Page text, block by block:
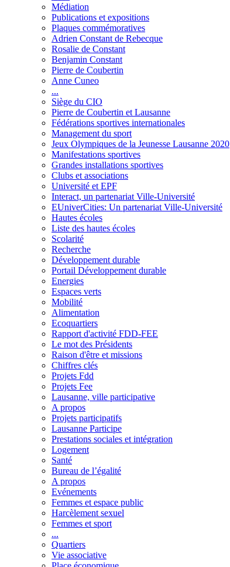
Médiation
Publications et expositions
Plaques commémoratives
Adrien Constant de Rebecque
Rosalie de Constant
Benjamin Constant
Pierre de Coubertin
Anne Cuneo
...
Siège du CIO
Pierre de Coubertin et Lausanne
Fédérations sportives internationales
Management du sport
Jeux Olympiques de la Jeunesse Lausanne 2020
Manifestations sportives
Grandes installations sportives
Clubs et associations
Université et EPF
Interact, un partenariat Ville-Université
EUniverCities: Un partenariat Ville-Université
Hautes écoles
Liste des hautes écoles
Scolarité
Recherche
Développement durable
Portail Développement durable
Energies
Espaces verts
Mobilité
Alimentation
Ecoquartiers
Rapport d'activité FDD-FEE
Le mot des Présidents
Raison d'être et missions
Chiffres clés
Projets Fdd
Projets Fee
Lausanne, ville participative
A propos
Projets participatifs
Lausanne Participe
Prestations sociales et intégration
Logement
Santé
Bureau de l’égalité
A propos
Evénements
Femmes et espace public
Harcèlement sexuel
Femmes et sport
...
Quartiers
Vie associative